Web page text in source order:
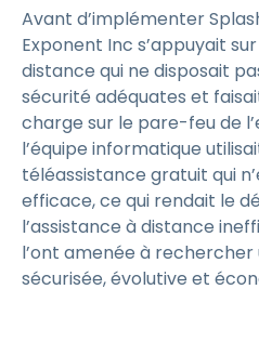
Avant d’implémenter
Exponent Inc s’appuyait
distance qui ne disposait
sécurité adéquates et
charge sur le pare-feu de
l’équipe informatique
téléassistance gratuit qui
efficace, ce qui rendait le
l’assistance à distance
l’ont amenée à
sécurisée, évolutive et